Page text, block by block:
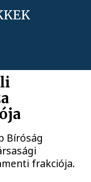
Bíróság
frakciója.